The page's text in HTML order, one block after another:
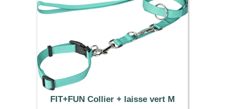
FIT+FUN Collier + laisse vert M